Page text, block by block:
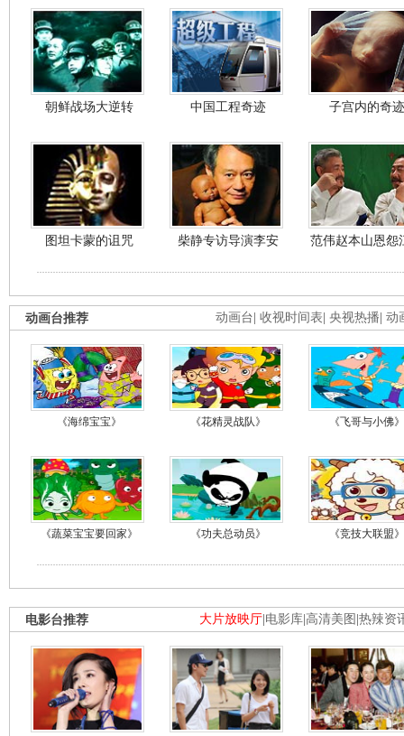
朝鲜战场大逆转 中国工程奇迹 子宫内的奇迹
图坦卡蒙的诅咒 柴静专访导演李安 范伟赵本山恩怨
动画台 收视时间表 央视热播 动
动画台推荐
《海绵宝宝》 《花精灵战队》 《飞哥与小佛》
《蔬菜宝宝要回家》 《功夫总动员》 《竞技大联盟》
大片放映厅 电影库 高清美图 热辣资
电影台推荐